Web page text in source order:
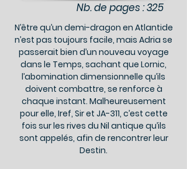
N’être qu’un demi-dragon en Atlantide
n’est pas toujours facile, mais Adria se
passerait bien d’un nouveau voyage
dans le Temps, sachant que Lornic,
l’abomination dimensionnelle qu’ils
doivent combattre, se renforce à
chaque instant. Malheureusement
pour elle, Iref, Sir et JA-311, c’est cette
fois sur les rives du Nil antique qu’ils
sont appelés, afin de rencontrer leur
Destin.
Nb. de pages : 325